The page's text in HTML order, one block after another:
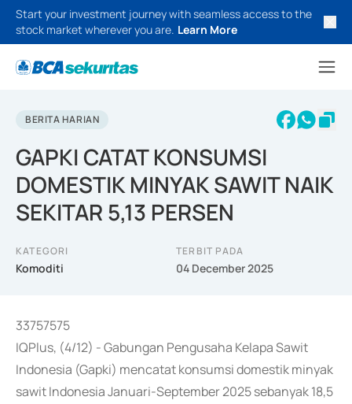
Start your investment journey with seamless access to the
stock market wherever you are. Learn More
BERITA HARIAN
GAPKI CATAT KONSUMSI
DOMESTIK MINYAK SAWIT NAIK
SEKITAR 5,13 PERSEN
KATEGORI
Komoditi
TERBIT PADA
04 December 2025
33757575
IQPlus, (4/12) - Gabungan Pengusaha Kelapa Sawit
Indonesia (Gapki) mencatat konsumsi domestik minyak
sawit Indonesia Januari-September 2025 sebanyak 18,5